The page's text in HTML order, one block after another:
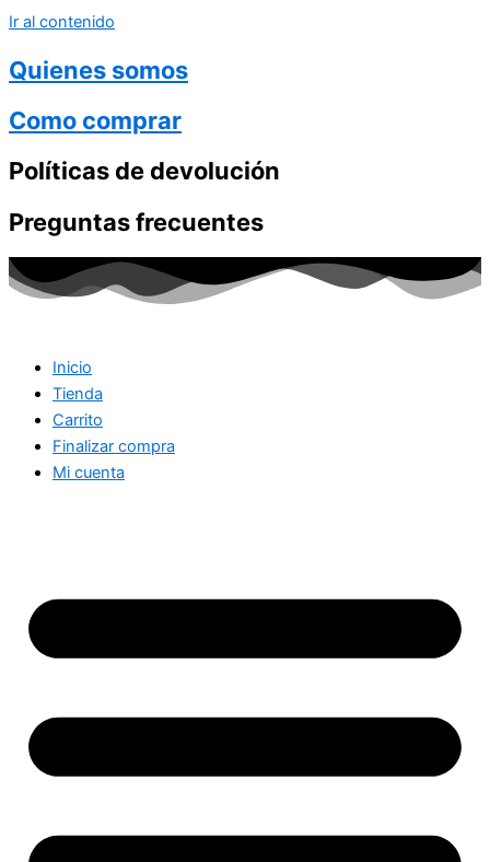
Ir al contenido
Quienes somos
Como comprar
Políticas de devolución
Preguntas frecuentes
Inicio
Tienda
Carrito
Finalizar compra
Mi cuenta